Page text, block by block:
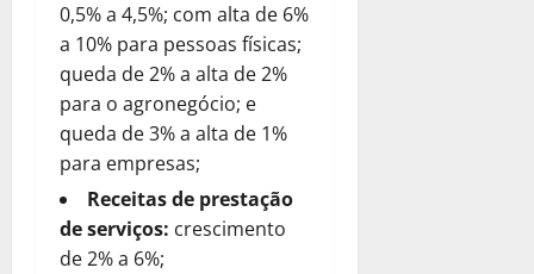
0,5% a 4,5%; com alta de 6%
a 10% para pessoas físicas;
queda de 2% a alta de 2%
para o agronegócio; e
queda de 3% a alta de 1%
para empresas;
Receitas de prestação
de serviços: crescimento
de 2% a 6%;